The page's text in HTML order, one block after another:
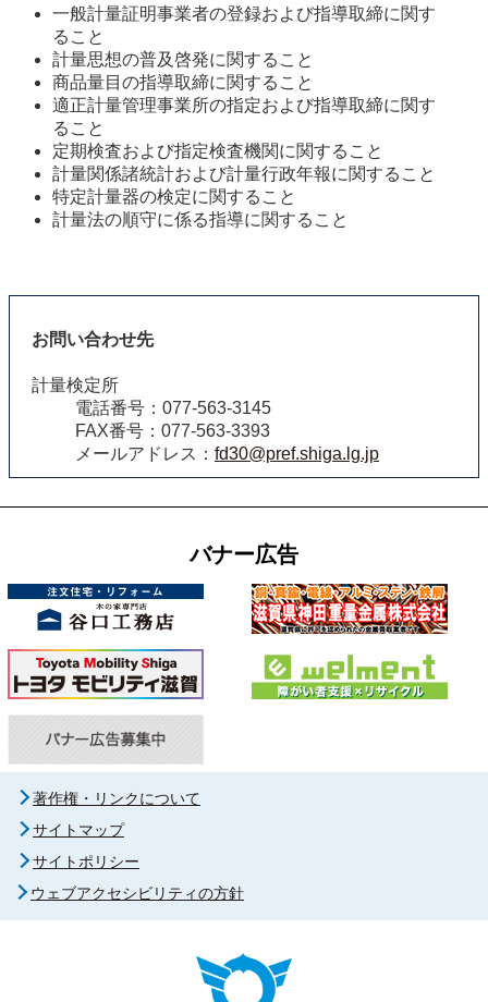
一般計量証明事業者の登録および指導取締に関す
ること
計量思想の普及啓発に関すること
商品量目の指導取締に関すること
適正計量管理事業所の指定および指導取締に関す
ること
定期検査および指定検査機関に関すること
計量関係諸統計および計量行政年報に関すること
特定計量器の検定に関すること
計量法の順守に係る指導に関すること
お問い合わせ先
計量検定所
電話番号：077-563-3145
FAX番号：077-563-3393
メールアドレス： fd30@pref.shiga.lg.jp
バナー広告
著作権・リンクについて
サイトマップ
サイトポリシー
ウェブアクセシビリティの方針